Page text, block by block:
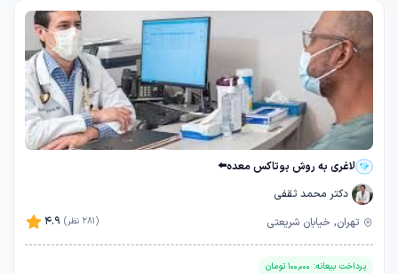
لاغری به روش بوتاکس معده⬅️
دکتر محمد ثقفی
4.9
(281 نظر) تهران, خیابان شریعتی
پرداخت بیعانه: 100,000 تومان